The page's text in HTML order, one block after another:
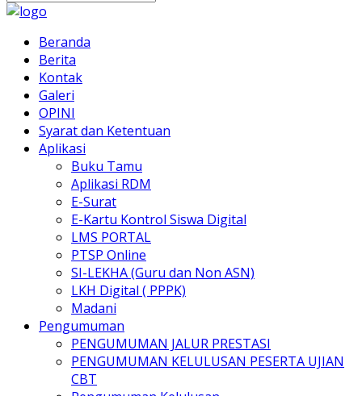
Beranda
Berita
Kontak
Galeri
OPINI
Syarat dan Ketentuan
Aplikasi
Buku Tamu
Aplikasi RDM
E-Surat
E-Kartu Kontrol Siswa Digital
LMS PORTAL
PTSP Online
SI-LEKHA (Guru dan Non ASN)
LKH Digital ( PPPK)
Madani
Pengumuman
PENGUMUMAN JALUR PRESTASI
PENGUMUMAN KELULUSAN PESERTA UJIAN
CBT